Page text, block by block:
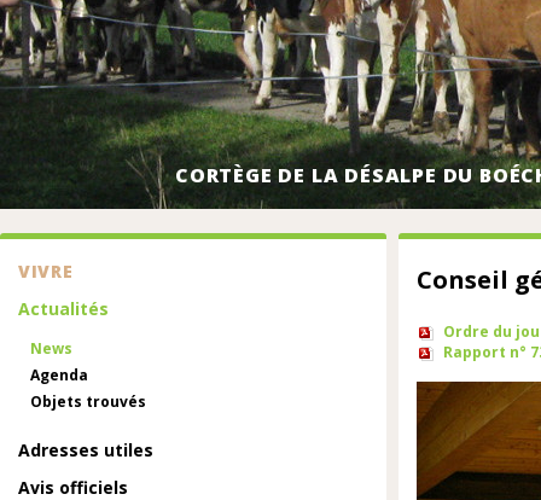
CORTÈGE DE LA DÉSALPE DU
VIVRE
Actualités
News
Agenda
Objets trouvés
Adresses utiles
Avis officiels
Conseil
Ordre du
Rapport n°